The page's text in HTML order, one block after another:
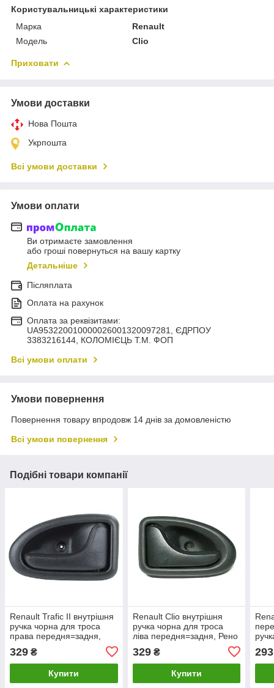
Користувальницькі характеристики
Марка
Renault
Мoдель
Clio
Приховати
Умови доставки
Нова Пошта
Укрпошта
Всі умови доставки
Умови оплати
Ви отримаєте замовлення
або гроші повернуться на вашу картку
Детальніше
Післяплата
Оплата на рахунок
Оплата за реквізитами:
UA953220010000026001320097281, ЄДРПОУ
3383216144, КОЛОМIЄЦЬ Т.М. ФОП
Всі умови оплати
Умови повернення
Повернення товару впродовж 14 днів за домовленістю
Всі умови повернення
Подібні товари компанії
Renault Trafic II внутрішня
ручка чорна для троса
права передня=задня,
329 ₴
Купити
Renault Clio внутрішня
ручка чорна для троса
ліва передня=задня, Рено
329₴
Купити
293